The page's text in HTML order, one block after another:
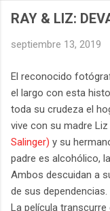
RAY & LIZ:
septiembre 13, 2019
El reconocido
el largo con esta
toda su crudeza el
vive con su madre Liz
Salinger) y su
padre es alcohólico,
Ambos descuidan a
de sus dependencias.
La película